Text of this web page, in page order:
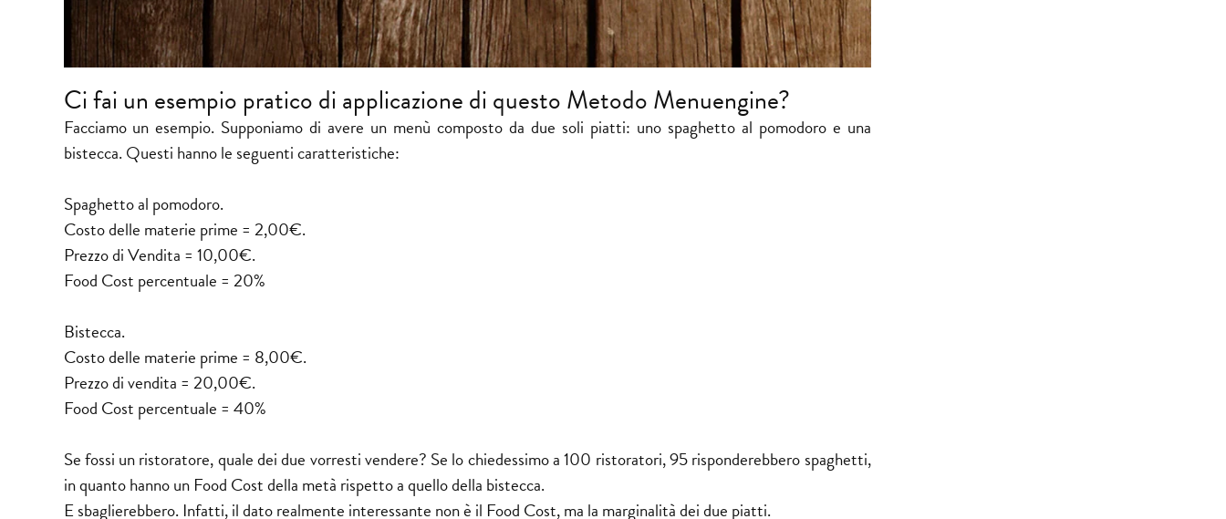
Ci fai un esempio pratico di applicazione di questo Metodo Menuengine?
Facciamo un esempio. Supponiamo di avere un menù composto da due soli piatti: uno spaghetto al pomodoro e una
bistecca. Questi hanno le seguenti caratteristiche:
Spaghetto al pomodoro.
Costo delle materie prime = 2,00€.
Prezzo di Vendita = 10,00€.
Food Cost percentuale = 20%
Bistecca.
Costo delle materie prime = 8,00€.
Prezzo di vendita = 20,00€.
Food Cost percentuale = 40%
Se fossi un ristoratore, quale dei due vorresti vendere? Se lo chiedessimo a 100 ristoratori, 95 risponderebbero spaghetti,
in quanto hanno un Food Cost della metà rispetto a quello della bistecca.
E sbaglierebbero. Infatti, il dato realmente interessante non è il Food Cost, ma la marginalità dei due piatti.